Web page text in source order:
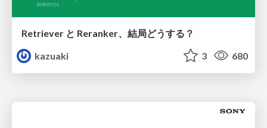
Retriever と Reranker、結局どうする？
kazuaki
3 680